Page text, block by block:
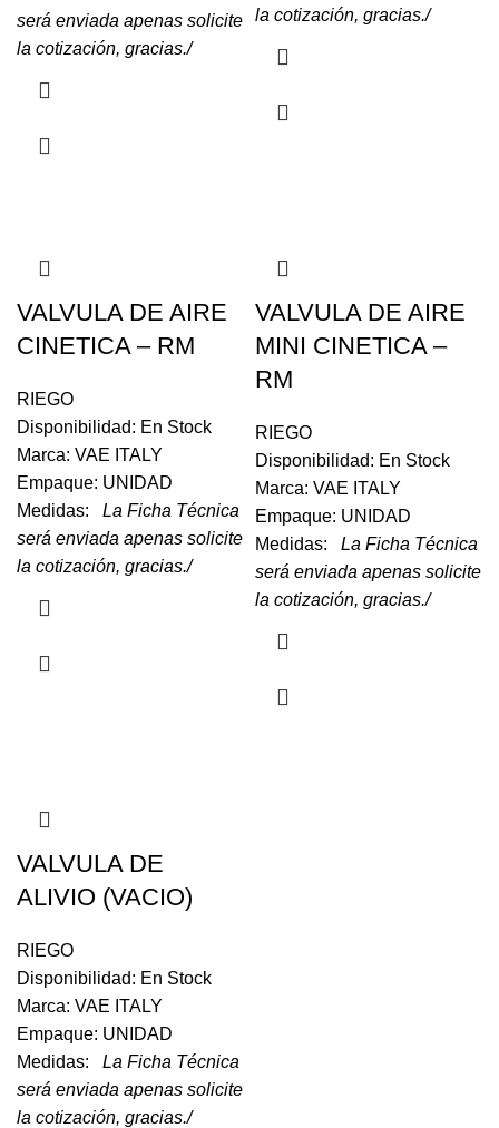
será enviada apenas solicite
la cotización, gracias./
la cotización, gracias./
VALVULA DE AIRE
CINETICA – RM
RIEGO
Disponibilidad: En Stock
Marca: VAE ITALY
Empaque: UNIDAD
Medidas: La Ficha Técnica
será enviada apenas solicite
la cotización, gracias./
VALVULA DE AIRE
MINI CINETICA –
RM
RIEGO
Disponibilidad: En Stock
Marca: VAE ITALY
Empaque: UNIDAD
Medidas: La Ficha Técnica
será enviada apenas solicite
la cotización, gracias./
VALVULA DE
ALIVIO (VACIO)
RIEGO
Disponibilidad: En Stock
Marca: VAE ITALY
Empaque: UNIDAD
Medidas: La Ficha Técnica
será enviada apenas solicite
la cotización, gracias./